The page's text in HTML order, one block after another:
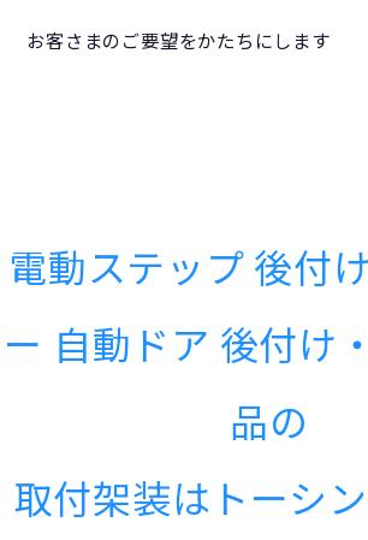
お客さまのご要望をかたちにします
電動ステップ 後付
ー 自動ドア 後付け
品の
取付架装はトーシ